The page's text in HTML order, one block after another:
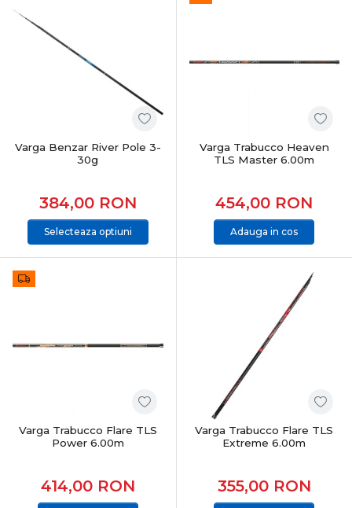
Varga Benzar River Pole 3-
30g
384,00 RON
Selecteaza optiuni
Varga Trabucco Heaven
TLS Master 6.00m
454,00 RON
Adauga in cos
Varga Trabucco Flare TLS
Power 6.00m
414,00 RON
Varga Trabucco Flare TLS
Extreme 6.00m
355,00 RON